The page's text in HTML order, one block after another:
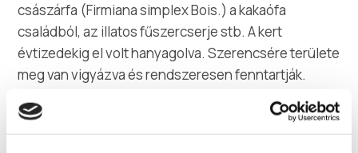
császárfa (Firmiana simplex Bois.) a kakaófa
családból, az illatos fűszercserje stb. A kert
évtizedekig el volt hanyagolva. Szerencsére területe
meg van vigyázva és rendszeresen fenntartják.
A park felújításához egy projektdokumentációt